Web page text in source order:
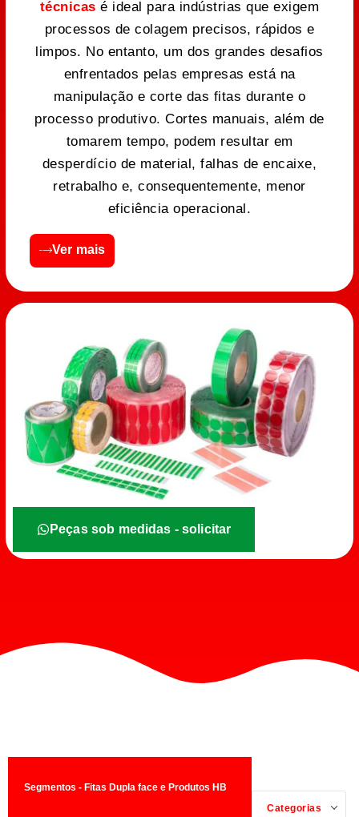
técnicas é ideal para indústrias que exigem
processos de colagem precisos, rápidos e
limpos. No entanto, um dos grandes desafios
enfrentados pelas empresas está na
manipulação e corte das fitas durante o
processo produtivo. Cortes manuais, além de
tomarem tempo, podem resultar em
desperdício de material, falhas de encaixe,
retrabalho e, consequentemente, menor
eficiência operacional.
Ver mais
Peças sob medidas - solicitar
Segmentos - Fitas Dupla face e Produtos HB
Categorias